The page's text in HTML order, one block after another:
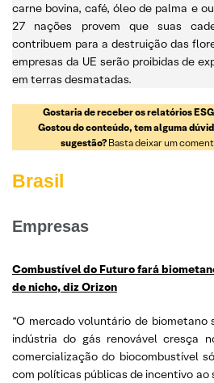
carne bovina, café, óleo de palma e
27 nações provem que suas
contribuem para a destruição das
empresas da UE serão proibidas de
em terras desmatadas.
Gostaria de receber os relatórios
Gostou do conteúdo, tem alguma
sugestão?Basta deixar um
Brasil
Empresas
Combustível do Futuro fará
de nicho, diz Orizon
“O mercado voluntário de
indústria do gás renovável cresça
comercialização do biocombustível
com políticas públicas de incentivo ao